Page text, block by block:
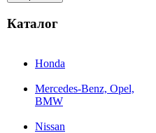
Каталог
Honda
Mercedes-Benz, Opel,
BMW
Nissan